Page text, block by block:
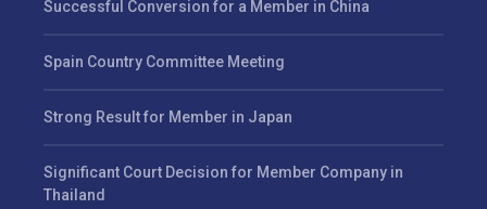
Successful Conversion for a Member in China
Spain Country Committee Meeting
Strong Result for Member in Japan
Significant Court Decision for Member Company in
Thailand